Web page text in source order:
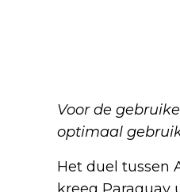
Voor de
optimaal
Het duel tussen